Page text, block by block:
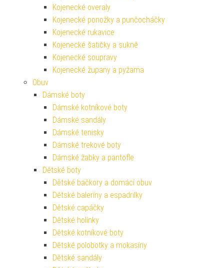
Kojenecké overaly
Kojenecké ponožky a punčocháčky
Kojenecké rukavice
Kojenecké šatičky a sukně
Kojenecké soupravy
Kojenecké župany a pyžama
Obuv
Dámské boty
Dámské kotníkové boty
Dámské sandály
Dámské tenisky
Dámské trekové boty
Dámské žabky a pantofle
Dětské boty
Dětské bačkory a domácí obuv
Dětské baleríny a espadrilky
Dětské capáčky
Dětské holínky
Dětské kotníkové boty
Dětské polobotky a mokasíny
Dětské sandály